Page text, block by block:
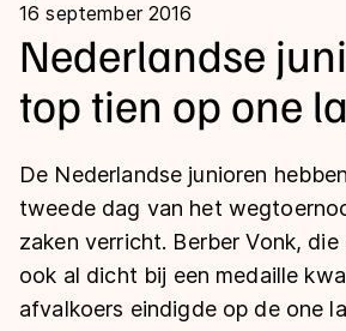
Kalender
Disciplines
Langebaan
Shorttrack
Inlineskaten
Uitslagen
Langebaan
Shorttrack
Marathon
Tijden & historie
Ranglijsten Langebaan
16 september 2016
Nederlandse
top tien op one
De Nederlandse junioren
tweede dag van het
zaken verricht. Berber Vonk,
ook al dicht bij een medaille
afvalkoers eindigde op de one